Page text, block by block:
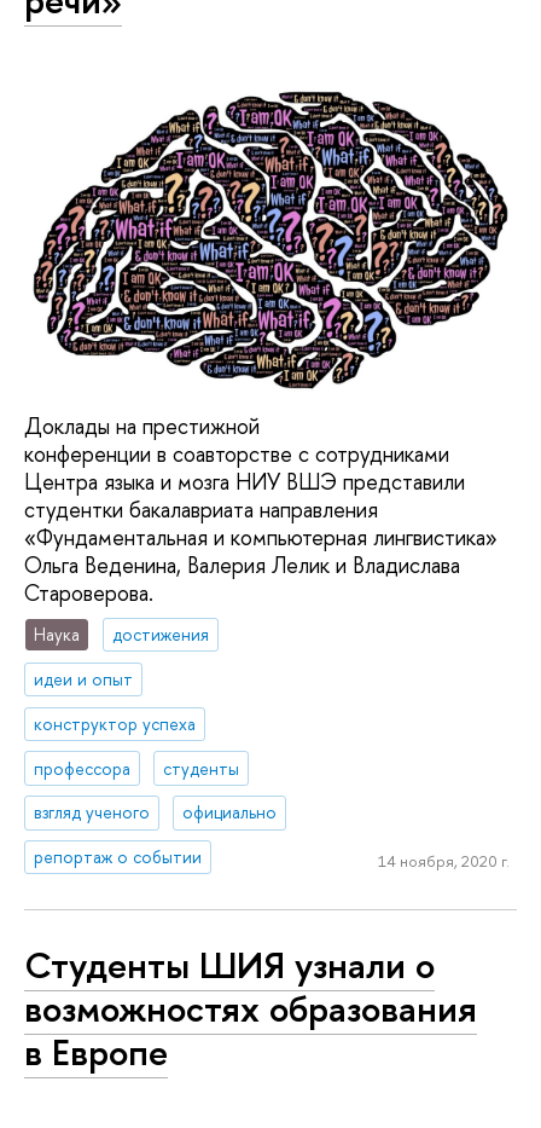
Доклады на престижной
конференции в соавторстве с сотрудниками
Центра языка и мозга НИУ ВШЭ представили
студентки бакалавриата направления
«Фундаментальная и компьютерная лингвистика»
Ольга Веденина, Валерия Лелик и Владислава
Староверова.
Наука
достижения
идеи и опыт
конструктор успеха
профессора
студенты
взгляд ученого
официально
репортаж о событии
14 ноября, 2020 г.
Студенты ШИЯ узнали о
возможностях образования
в Европе